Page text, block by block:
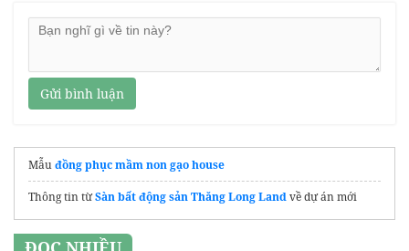
Gửi bình luận
Mẫuđồng phục mầm non gạo house
Thông tin từSàn bất động sản Thăng Long Landvề dự án mới